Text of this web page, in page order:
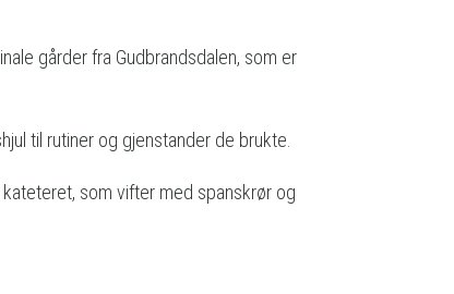
gårder fra Gudbrandsdalen, som er
til rutiner og gjenstander de brukte.
som vifter med spanskrør og